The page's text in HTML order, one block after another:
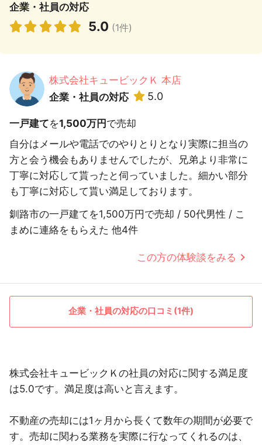
企業・社員の対応
5.0 (1件)
株式会社キュービックＫ 本店
企業・社員の対応
5.0
一戸建てを1,500万円 で売却
自分はメールや電話でのやりとりとなり実際に担当の
方と会う機会もありませんでしたが、兄弟より非常に
丁寧に対応して貰ったと伺っていました。細かい部分
も丁寧に対応して貰い満足しております。
釧路市の一戸建てを1,500万円で売却 / 50代男性 / こ
まめに連絡をもらえた 他4件
この方の体験談をみる
企業・社員の対応の口コミ(1件)
株式会社キュービックＫの社員の対応に関する満足度
は5.0です。満足度は高いと言えます。
不動産の売却には1ヶ月から長くて数年の期間が必要で
す。売却に関わる業務を実際に行なってくれるのは、